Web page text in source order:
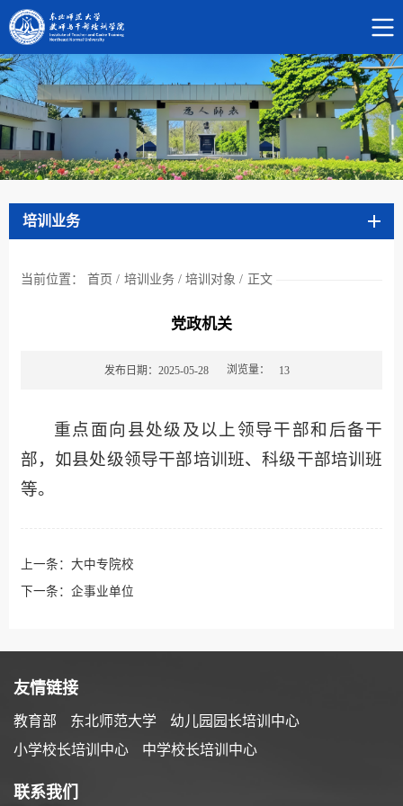
培训业务
当前位置： 首页 / 培训业务 / 培训对象 / 正文
党政机关
发布日期：2025-05-28 浏览量： 13
重点面向县处级及以上领导干部和后备干
部，如县处级领导干部培训班、科级干部培训班
等。
上一条： 大中专院校
下一条： 企事业单位
友情链接
教育部 东北师范大学
幼儿园园长培训中心
小学校长培训中心
中学校长培训中心
联系我们